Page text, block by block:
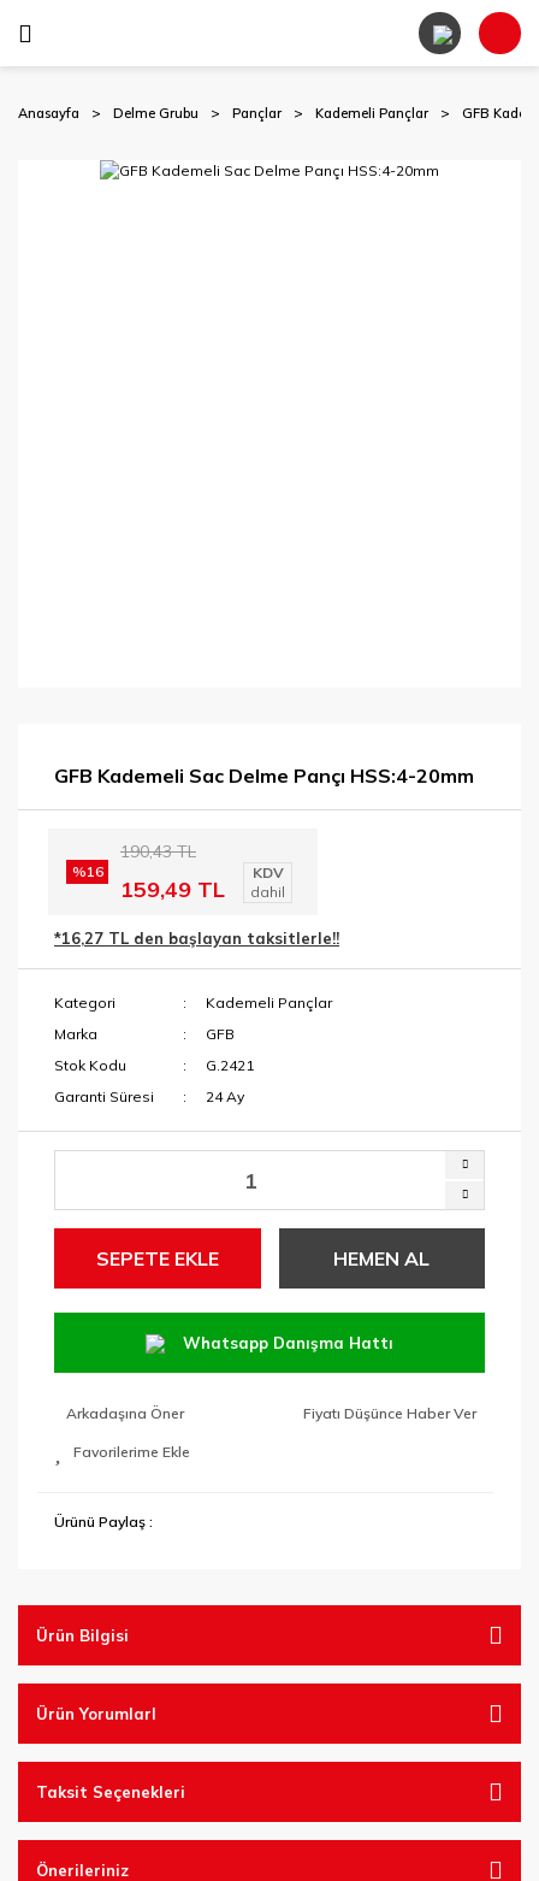
Anasayfa Delme Grubu Pançlar Kademeli Pançlar GFB
GFB Kademeli Sac Delme Pançı HSS:4-20mm
%16
190,43 TL
159,49 TL
KDV
dahil
*16,27 TL den başlayan taksitlerle!!
Kategori
Kademeli Pançlar
Marka
GFB
Stok Kodu
G.2421
Garanti Süresi
24 Ay
SEPETE EKLE HEMEN AL
Whatsapp Danışma Hattı
Arkadaşına Öner Fiyatı Düşünce Haber Ver
Ürünü Paylaş :
Ürün Bilgisi
Ürün YorumlarI
Taksit Seçenekleri
Önerileriniz